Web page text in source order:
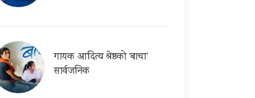
गायक आदित्य श्रेष्ठको ‘बाचा’
सार्वजनिक